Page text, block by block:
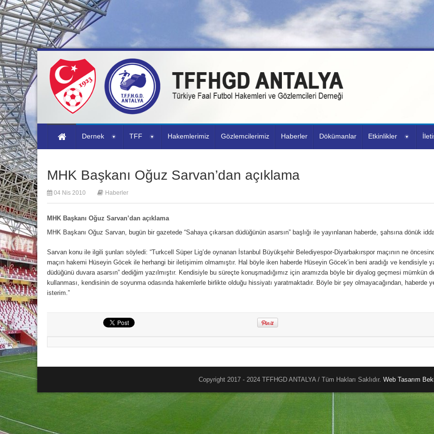
Dernek TFF Hakemlerimiz Gözlemcilerimiz Haberler Dökümanlar Etkinlikler
MHK Başkanı Oğuz Sarvan’dan açıklama
04 Nis 2010 Haberler
MHK Başkanı Oğuz Sarvan’dan açıklama
MHK Başkanı Oğuz Sarvan, bugün bir gazetede “Sahaya çıkarsan düdüğünün asarsın” başlığı ile yayınlanan haberde, şahsına dönük
Sarvan konu ile ilgili şunları söyledi: “Turkcell Süper Lig’de oynanan İstanbul Büyükşehir Belediyespor-Diyarbakırspor maçının ne
maçın hakemi Hüseyin Göcek ile herhangi bir iletişimim olmamıştır. Hal böyle iken haberde Hüseyin Göcek’in beni aradığı ve kendisiyle
düdüğünü duvara asarsın” dediğim yazılmıştır. Kendisiyle bu süreçte konuşmadığımız için aramızda böyle bir diyalog geçmesi
kullanması, kendisinin de soyunma odasında hakemlerle birlikte olduğu hissiyatı yaratmaktadır. Böyle bir şey olmayacağından,
isterim.”
Copyright 2017 - 2024 TFFHGD ANTALYA / Tüm Hakları Saklıdır. Web Tasarım